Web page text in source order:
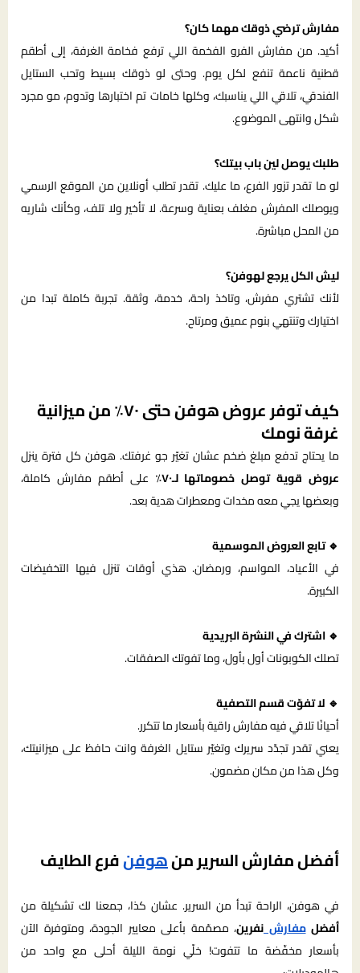
مفارش ترضي ذوقك مهما كان؟
أكيد. من مفارش الفرو الفخمة اللي ترفع فخامة الغرفة، إلى أطقم
قطنية ناعمة تنفع لكل يوم. وحتى لو ذوقك بسيط وتحب الستايل
الفندقي، تلاقي اللي يناسبك، وكلها خامات تم اختبارها وتدوم، مو مجرد
شكل وانتهى الموضوع.
طلبك يوصل لين باب بيتك؟
لو ما تقدر تزور الفرع، ما عليك. تقدر تطلب أونلاين من الموقع الرسمي
ويوصلك المفرش مغلف بعناية وسرعة. لا تأخير ولا تلف، وكأنك شاريه
من المحل مباشرة.
ليش الكل يرجع لهوفن؟
لأنك تشتري مفرش، وتاخذ راحة، خدمة، وثقة. تجربة كاملة تبدا من
اختيارك وتنتهي بنوم عميق ومرتاح.
كيف توفر عروض هوفن حتى ٧٠٪ من ميزانية
غرفة نومك
ما يحتاج تدفع مبلغ ضخم عشان تغيّر جو غرفتك. هوفن كل فترة ينزل
عروض قوية توصل خصوماتها لـ٧٠٪
على أطقم مفارش كاملة،
وبعضها يجي معه مخدات ومعطرات هدية بعد.
🔹 تابع العروض الموسمية
في الأعياد، المواسم، ورمضان. هذي أوقات تنزل فيها التخفيضات
الكبيرة.
🔹 اشترك في النشرة البريدية
تصلك الكوبونات أول بأول، وما تفوتك الصفقات.
🔹 لا تفوّت قسم التصفية
أحيانًا تلاقي فيه مفارش راقية بأسعار ما تتكرر.
يعني تقدر تجدّد سريرك وتغيّر ستايل الغرفة وانت حافظ على ميزانيتك،
وكل هذا من مكان مضمون.
أفضل مفارش السرير منهوفنفرع الطايف
في هوفن، الراحة تبدأ من السرير. عشان كذا، جمعنا لك تشكيلة من
أفضلمفارشنفرين، مصمّمة بأعلى معايير الجودة، ومتوفرة الآن
بأسعار مخفّضة ما تتفوت! خلّي نومة الليلة أحلى مع واحد من